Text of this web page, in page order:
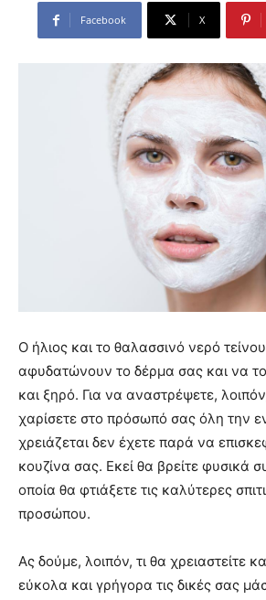
Facebook X
Ο ήλιος και το θαλασσινό νερό
αφυδατώνουν το δέρμα σας και να
και ξηρό. Για να αναστρέψετε,
χαρίσετε στο πρόσωπό σας όλη την
χρειάζεται δεν έχετε παρά να
κουζίνα σας. Εκεί θα βρείτε φυσικά
οποία θα φτιάξετε τις καλύτερες
προσώπου.
Ας δούμε, λοιπόν, τι θα χρειαστείτε
εύκολα και γρήγορα τις δικές σας